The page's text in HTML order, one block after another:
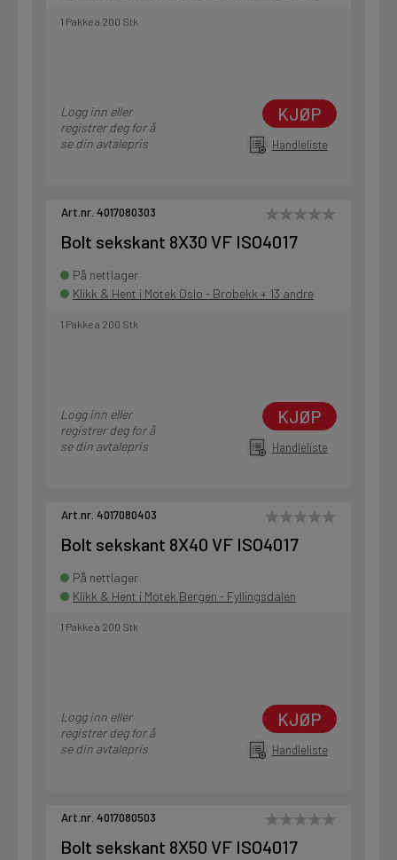
1 Pakke a 200 Stk
Logg inn eller
registrer deg for å
se din avtalepris
KJØP
Handleliste
Art.nr. 4017080303
Bolt sekskant 8X30 VF ISO4017
På nettlager
Klikk & Hent i Motek Oslo - Brobekk + 13 andre
1 Pakke a 200 Stk
Logg inn eller
registrer deg for å
se din avtalepris
KJØP
Handleliste
Art.nr. 4017080403
Bolt sekskant 8X40 VF ISO4017
På nettlager
Klikk & Hent i Motek Bergen - Fyllingsdalen
1 Pakke a 200 Stk
Logg inn eller
registrer deg for å
se din avtalepris
KJØP
Handleliste
Art.nr. 4017080503
Bolt sekskant 8X50 VF ISO4017